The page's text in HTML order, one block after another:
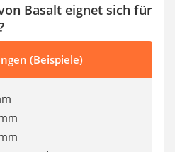
Basalt eignet sich für
(Beispiele)